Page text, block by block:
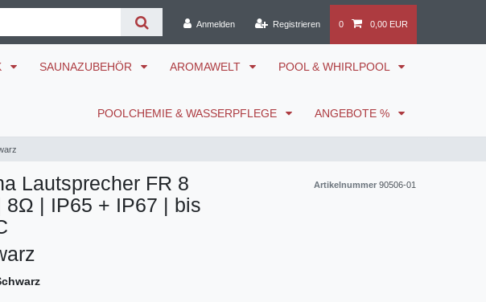
Anmelden Registrieren 0 0,00 EUR
SAUNAZUBEHÖR AROMAWELT POOL & WHIRLPOOL
POOLCHEMIE & WASSERPFLEGE ANGEBOTE %
Lautsprecher FR 8
8Ω | IP65 + IP67 | bis
Artikelnummer 90506-01